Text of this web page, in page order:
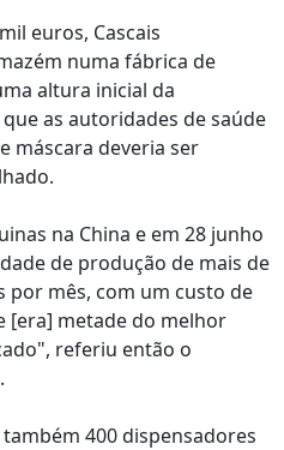
euros, Cascais
numa fábrica de
altura inicial da
as autoridades de saúde
máscara deveria ser
na China e em 28 junho
de produção de mais de
por mês, com um custo de
[era] metade do melhor
referiu então o
400 dispensadores